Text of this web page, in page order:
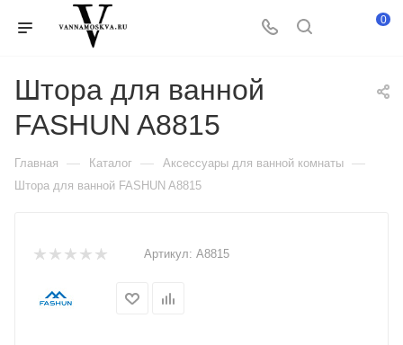
0
Штора для ванной
FASHUN A8815
Главная — Каталог — Аксессуары для ванной комнаты —
Штора для ванной FASHUN A8815
Артикул: A8815